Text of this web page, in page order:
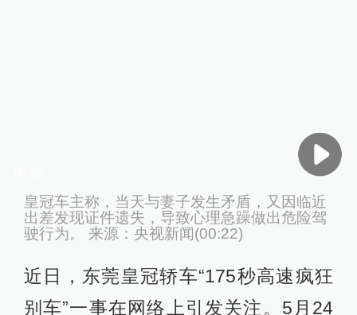
皇冠车主称，当天与妻子发生矛盾，又因临近
出差发现证件遗失，导致心理急躁做出危险驾
驶行为。 来源：央视新闻(00:22)
近日，东莞皇冠轿车“175秒高速疯狂
别车”一事在网络上引发关注。5月24